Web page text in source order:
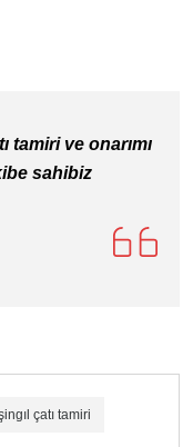
tamiri ve onarımı
sahibiz
çatı tamiri